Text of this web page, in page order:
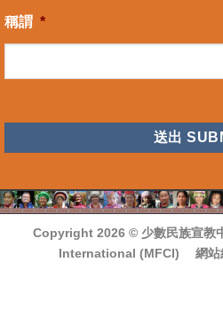
稱謂 *
Copyright 2026 © 少數民族宣
International (MFCI) 網站